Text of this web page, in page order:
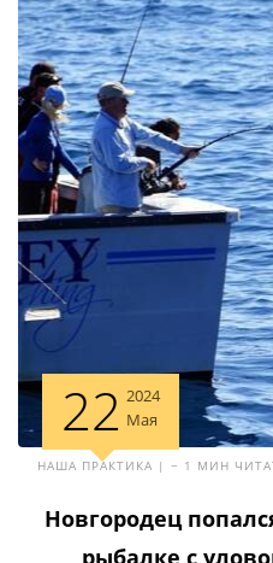
22 2024
Мая
НАША ПРАКТИКА | ~ 1 МИН
Новгородец
рыбалке с